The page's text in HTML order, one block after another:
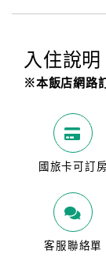
入住說明
※本飯店網路
國旅卡可訂房
客服聯絡單